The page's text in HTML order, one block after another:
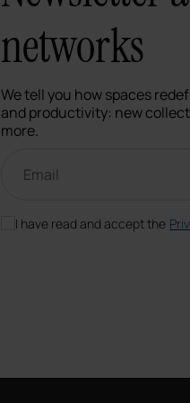
networks
We tell you how spaces
and productivity: new
more.
I have read and accept the